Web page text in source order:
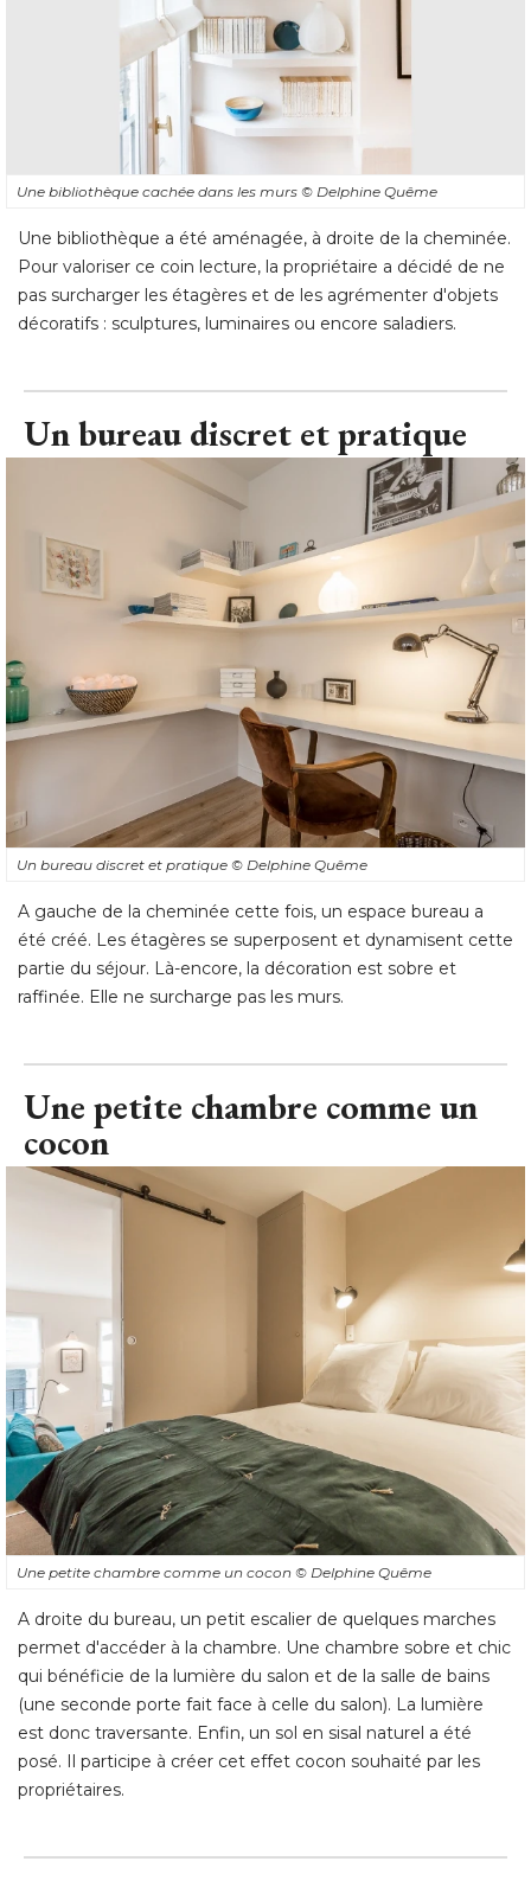
Une bibliothèque cachée dans les murs © Delphine Quême
Une bibliothèque a été aménagée, à droite de la cheminée.
Pour valoriser ce coin lecture, la propriétaire a décidé de ne
pas surcharger les étagères et de les agrémenter d'objets
décoratifs : sculptures, luminaires ou encore saladiers.
Un bureau discret et pratique
Un bureau discret et pratique © Delphine Quême
A gauche de la cheminée cette fois, un espace bureau a
été créé. Les étagères se superposent et dynamisent cette
partie du séjour. Là-encore, la décoration est sobre et
raffinée. Elle ne surcharge pas les murs.
Une petite chambre comme un
cocon
Une petite chambre comme un cocon © Delphine Quême
A droite du bureau, un petit escalier de quelques marches
permet d'accéder à la chambre. Une chambre sobre et chic
qui bénéficie de la lumière du salon et de la salle de bains
(une seconde porte fait face à celle du salon). La lumière
est donc traversante. Enfin, un sol en sisal naturel a été
posé. Il participe à créer cet effet cocon souhaité par les
propriétaires.